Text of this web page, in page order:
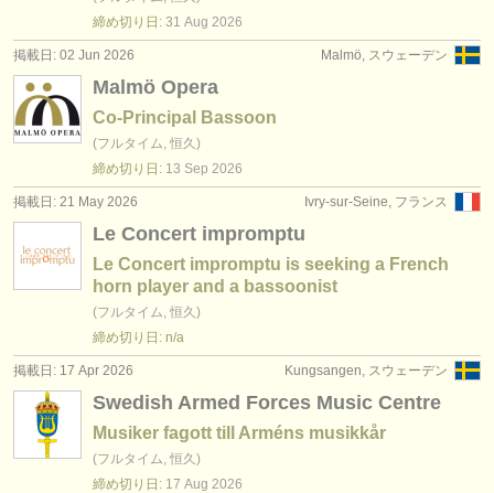
締め切り日: 31 Aug 2026
Malmö, スウェーデン
掲載日: 02 Jun 2026
Malmö Opera
Co-Principal Bassoon
(フルタイム, 恒久)
締め切り日: 13 Sep 2026
Ivry-sur-Seine, フランス
掲載日: 21 May 2026
Le Concert impromptu
Le Concert impromptu is seeking a French
horn player and a bassoonist
(フルタイム, 恒久)
締め切り日: n/a
Kungsangen, スウェーデン
掲載日: 17 Apr 2026
Swedish Armed Forces Music Centre
Musiker fagott till Arméns musikkår
(フルタイム, 恒久)
締め切り日: 17 Aug 2026